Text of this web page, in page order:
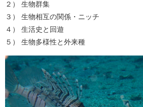
２） 生物群集
３） 生物相互の関係・ニッチ
４） 生活史と回遊
５） 生物多様性と外来種